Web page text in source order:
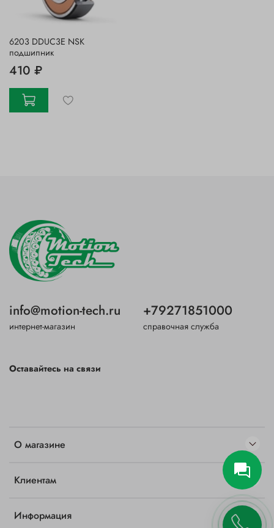
6203 DDUC3E NSK
подшипник
410 ₽
О магазине
Клиентам
Информация
info@motion-tech.ru
интернет-магазин
+79271851000
справочная служба
Оставайтесь на связи